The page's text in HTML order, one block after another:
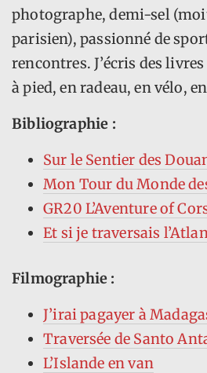
photographe, demi-sel
parisien), passionné de
rencontres. J’écris des
à pied, en radeau, en vélo,
Bibliographie :
Sur le Sentier des
Mon Tour du Monde
GR20 L’Aventure of
Et si je traversais
Filmographie :
J’irai pagayer à
Traversée de Santo
L’Islande en van